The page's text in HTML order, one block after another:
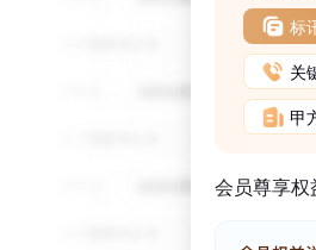
标
关
甲
会员尊享权